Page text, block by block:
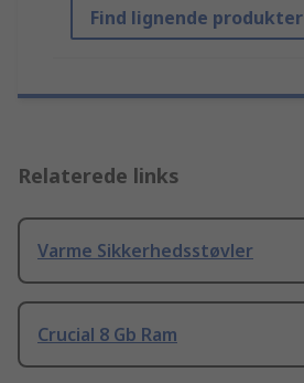
Find lignende produkter
Relaterede links
Varme Sikkerhedsstøvler
Crucial 8 Gb Ram